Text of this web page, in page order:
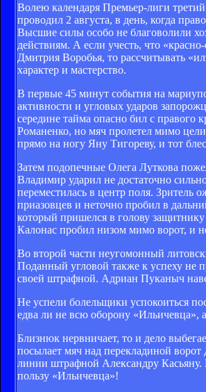
Волею календаря Премьер-лиги
проводил 2 августа, в день, когда
Высшие силы особо не благоволили
действиям. А если учесть, что
Дмитрия Воробья, то рассчитывать
характер и мастерство.
В первые 45 минут события на
активности и угловых ударов
середине тайма опасно бил с правого
Романенко, но мяч пролетел мимо
прямо на ногу Яну Тигореву, и тот
Затем подопечные Олега Луткова
Владимир ударил не достаточно
переместилась в центр поля. Зритель
приазовцев и неточно пробил в
который пришелся в голову
Калонас пробил низом мимо ворот, и
Во второй части неугомонный
Поданный угловой также к успеху не
своей штрафной. Адриан Пуканыч
Не успели болельщики успокоиться
едва ли не всю оборону «Ильичевца»,
Близнюк нервничает, то и дело
посылает мяч над перекладиной
линии штрафной Александру
пользу «Ильичевца»!